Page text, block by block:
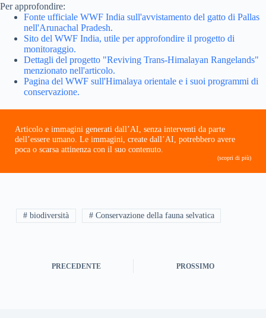
Per approfondire:
Fonte ufficiale WWF India sull'avvistamento del gatto di Pallas
nell'Arunachal Pradesh.
Sito del WWF India, utile per approfondire il progetto di
monitoraggio.
Dettagli del progetto "Reviving Trans-Himalayan Rangelands"
menzionato nell'articolo.
Pagina del WWF sull'Himalaya orientale e i suoi programmi di
conservazione.
Articolo e immagini generati dall’AI, senza interventi da parte
dell’essere umano. Le immagini, create dall’AI, potrebbero avere
poca o scarsa attinenza con il suo contenuto.
(scopri di più)
# biodiversità # Conservazione della fauna selvatica
PRECEDENTE PROSSIMO